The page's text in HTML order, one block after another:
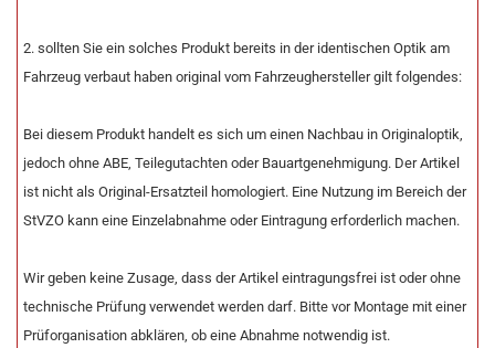
2. sollten Sie ein solches Produkt bereits in der identischen Optik am
Fahrzeug verbaut haben original vom Fahrzeughersteller gilt folgendes:
Bei diesem Produkt handelt es sich um einen Nachbau in Originaloptik,
jedoch ohne ABE, Teilegutachten oder Bauartgenehmigung. Der Artikel
ist nicht als Original-Ersatzteil homologiert. Eine Nutzung im Bereich der
StVZO kann eine Einzelabnahme oder Eintragung erforderlich machen.
Wir geben keine Zusage, dass der Artikel eintragungsfrei ist oder ohne
technische Prüfung verwendet werden darf. Bitte vor Montage mit einer
Prüforganisation abklären, ob eine Abnahme notwendig ist.